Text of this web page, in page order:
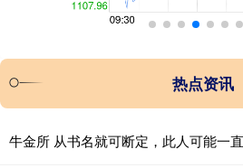
热点资讯